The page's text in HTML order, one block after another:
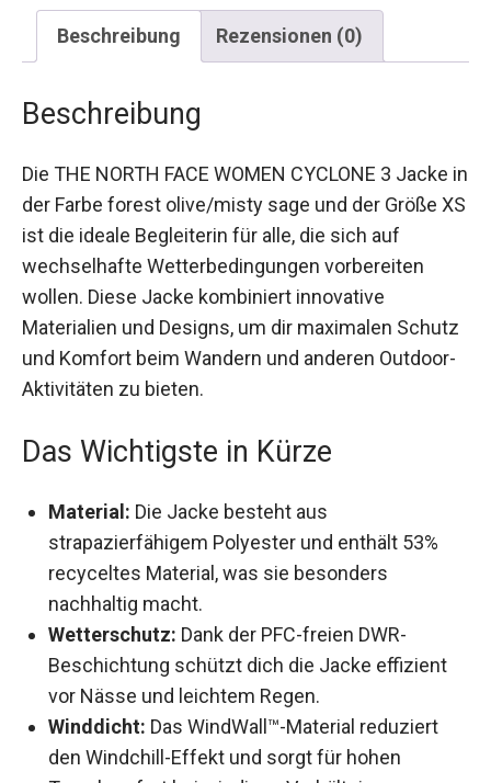
Beschreibung Rezensionen (0)
Beschreibung
in der Farbe forest olive/misty sage und der
Größe XS ist die ideale Begleiterin für alle, die sich
auf wechselhafte Wetterbedingungen
vorbereiten wollen. Diese Jacke kombiniert
innovative Materialien und Designs, um dir
maximalen Schutz und Komfort beim Wandern
und anderen Outdoor-Aktivitäten zu bieten.
Das Wichtigste in Kürze
strapazierfähigem Polyester und enthält 53%
recyceltes Material, was sie besonders
nachhaltig macht.
Wetterschutz:Dank der PFC-freien DWR-
Beschichtung schützt dich die Jacke effizient
vor Nässe und leichtem Regen.
Winddicht:Das WindWall™-Material reduziert
den Windchill-Effekt und sorgt für hohen
Tragekomfort bei windigen Verhältnissen.